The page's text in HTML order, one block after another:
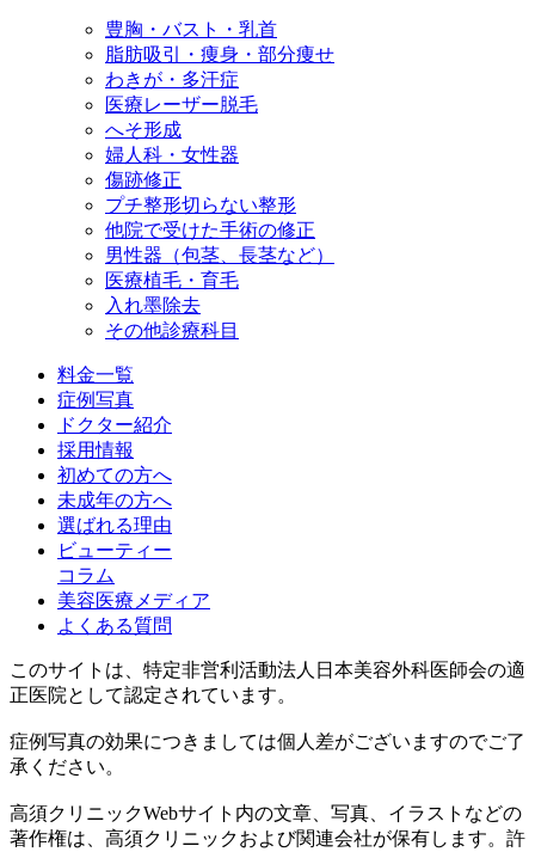
豊胸・バスト・乳首
脂肪吸引・痩身・部分痩せ
わきが・多汗症
医療レーザー脱毛
へそ形成
婦人科・女性器
傷跡修正
プチ整形切らない整形
他院で受けた手術の修正
男性器（包茎、長茎など）
医療植毛・育毛
入れ墨除去
その他診療科目
料金一覧
症例写真
ドクター紹介
採用情報
初めての方へ
未成年の方へ
選ばれる理由
ビューティー
コラム
美容医療メディア
よくある質問
このサイトは、特定非営利活動法人日本美容外科医師会の適
正医院として認定されています。
症例写真の効果につきましては個人差がございますのでご了
承ください。
高須クリニックWebサイト内の文章、写真、イラストなどの
著作権は、高須クリニックおよび関連会社が保有します。許